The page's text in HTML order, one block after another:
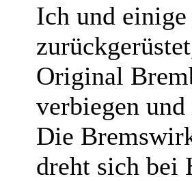
Ich und einige
Original
verbiegen und
Die
dreht sich bei